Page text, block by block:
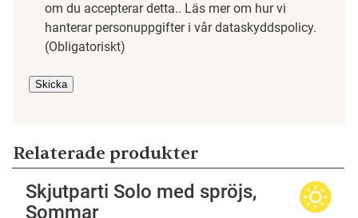
om du accepterar detta.. Läs mer om hur vi
hanterar personuppgifter i vår dataskyddspolicy.
(Obligatoriskt)
Skicka
Relaterade produkter
Skjutparti Solo med spröjs,
Sommar